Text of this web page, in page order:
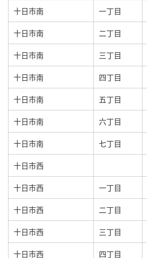
十日市南 一丁目
十日市南 二丁目
十日市南 三丁目
十日市南 四丁目
十日市南 五丁目
十日市南 六丁目
十日市南 七丁目
十日市西
十日市西 一丁目
十日市西 二丁目
十日市西 三丁目
十日市西 四丁目